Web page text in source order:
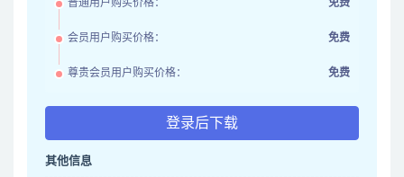
普通用户购买价格： 免费
会员用户购买价格： 免费
尊贵会员用户购买价格： 免费
登录后下载
其他信息